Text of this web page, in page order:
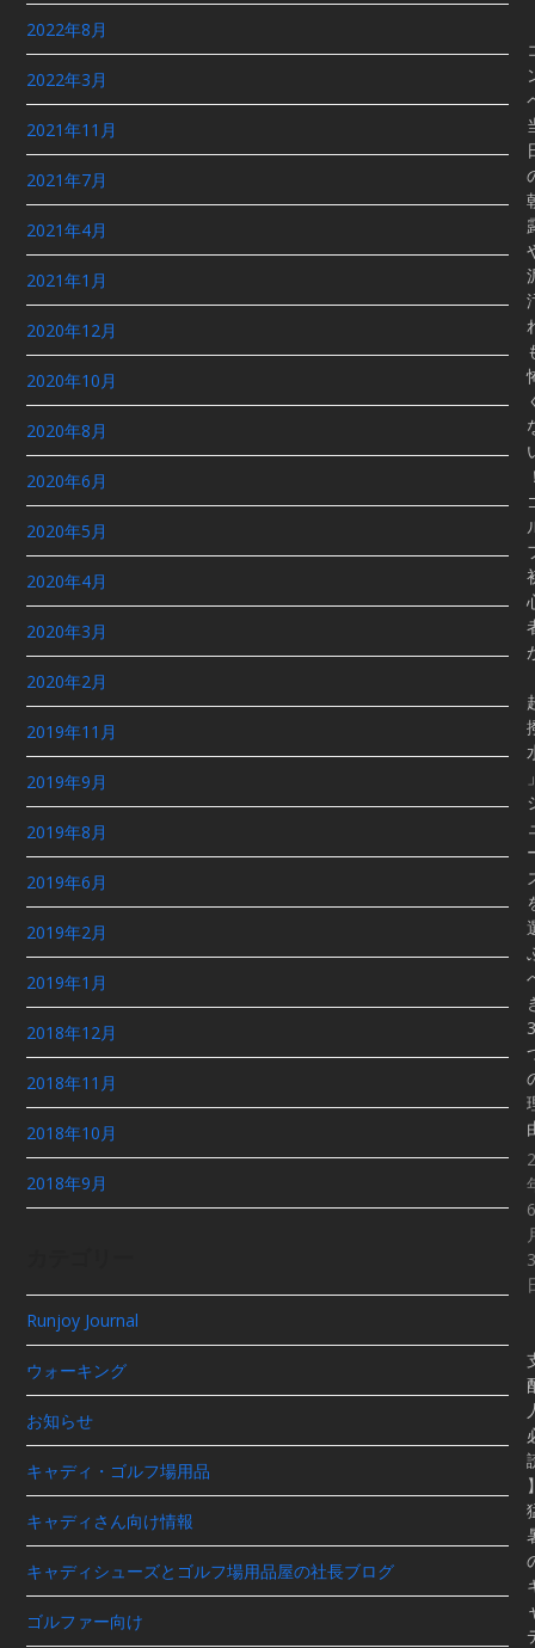
2022年8月
2022年3月
2021年11月
2021年7月
2021年4月
2021年1月
2020年12月
2020年10月
2020年8月
2020年6月
2020年5月
2020年4月
2020年3月
2020年2月
2019年11月
2019年9月
2019年8月
2019年6月
2019年2月
2019年1月
2018年12月
2018年11月
2018年10月
2018年9月
Runjoy Journal
ウォーキング
お知らせ
キャディ・ゴルフ場用品
キャディさん向け情報
キャディシューズとゴルフ場用品屋の社長ブログ
ゴルファー向け
3
6